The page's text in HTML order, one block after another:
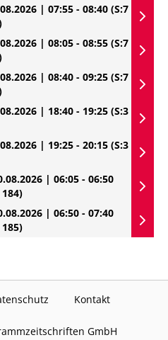
| 07:55 - 08:40 (S:7
| 08:05 - 08:55 (S:7
| 08:40 - 09:25 (S:7
| 18:40 - 19:25 (S:3
| 19:25 - 20:15 (S:3
| 06:05 - 06:50
184)
| 06:50 - 07:40
185)
Kontakt
GmbH